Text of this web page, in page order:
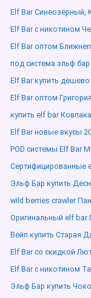
Elf Bar Синеозёрный,
Elf Bar с никотином
Elf Bar оптом
под система эльф
Elf Bar купить
Elf Bar оптом
купить elf bar
Elf Bar новые вкусы
POD системы Elf Bar
Сертифицированные
Эльф Бар купить
wild berries crawler
Оригинальный elf bar
Вейп купить Старая
Elf Bar со скидкой
Elf Bar с никотином
Эльф Бар купить